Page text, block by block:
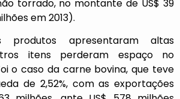
torrado, no montante de US$ 39
em 2013).
produtos apresentaram altas
itens perderam espaço no
o caso da carne bovina, que teve
de 2,52%, com as exportações